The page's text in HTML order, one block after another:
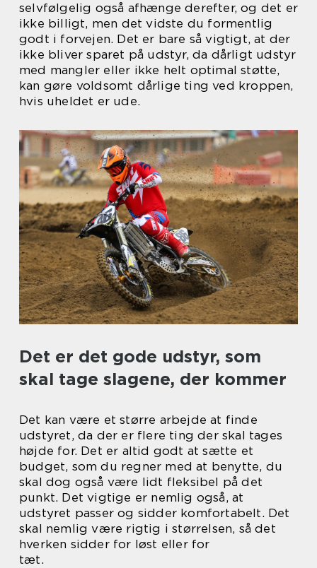
selvfølgelig også afhænge derefter, og det er
ikke billigt, men det vidste du formentlig
godt i forvejen. Det er bare så vigtigt, at der
ikke bliver sparet på udstyr, da dårligt udstyr
med mangler eller ikke helt optimal støtte,
kan gøre voldsomt dårlige ting ved kroppen,
hvis uheldet er ude.
Det er det gode udstyr, som
skal tage slagene, der kommer
Det kan være et større arbejde at finde
udstyret, da der er flere ting der skal tages
højde for. Det er altid godt at sætte et
budget, som du regner med at benytte, du
skal dog også være lidt fleksibel på det
punkt. Det vigtige er nemlig også, at
udstyret passer og sidder komfortabelt. Det
skal nemlig være rigtig i størrelsen, så det
hverken sidder for løst eller for
tæt.